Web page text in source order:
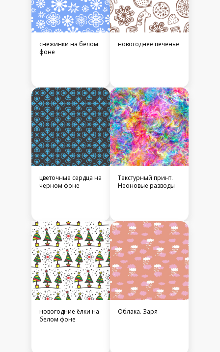
снежинки на белом
фоне
новогоднее печенье
цветочные сердца на
черном фоне
Текстурный принт.
Неоновые разводы
новогодние ёлки на
белом фоне
Облака. Заря